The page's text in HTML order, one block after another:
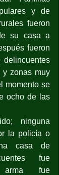
y de
fueron
su casa a
fueron
zonas muy
momento se
ocho de las
ninguna
la policía o
casa de
fue
arma fue